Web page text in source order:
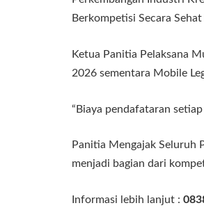
Berkompetisi Secara
Ketua Panitia Pelaksana
2026 sementara Mobile
“Biaya pendafataran
Panitia Mengajak Seluruh
menjadi bagian dari
Informasi lebih lanjut :